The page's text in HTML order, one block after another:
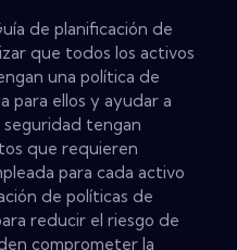
de planificación de
que todos los activos
una política de
para ellos y ayudar a
tengan
que requieren
para cada activo
de políticas de
reducir el riesgo de
comprometer la